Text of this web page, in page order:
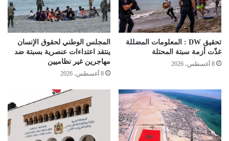
تحقيق DW : المعلومات المضللة
غذّت أزمة سبتة المحتلة
8 أغسطس، 2026
المجلس الوطني لحقوق الإنسان
ينتقد اعتداءات عنصرية بسبتة ضد
مهاجرين غير نظاميين
8 أغسطس، 2026